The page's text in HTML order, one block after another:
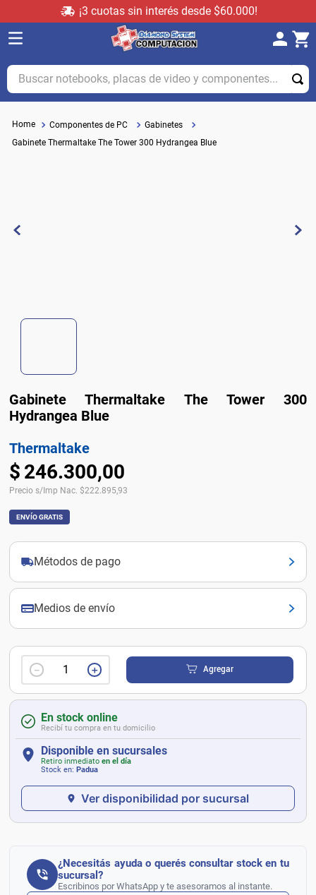
¡3 cuotas sin interés desde $60.000!
Buscar notebooks, placas de video y componentes...
Componentes de PC
Gabinetes
Gabinete Thermaltake The Tower 300 Hydrangea Blue
Gabinete Thermaltake The Tower 300
Hydrangea Blue
Thermaltake
$ 246.300,00
Precio s/Imp Nac. $222.895,93
ENVÍO GRATIS
Métodos de pago
Medios de envío
＋
－ Agregar
En stock online
Recibí tu compra en tu domicilio
Disponible en sucursales
Retiro inmediato en el día
Stock en: Padua
Ver disponibilidad por sucursal
¿Necesitás ayuda o querés consultar stock en tu
sucursal?
Escribinos por WhatsApp y te asesoramos al instante.